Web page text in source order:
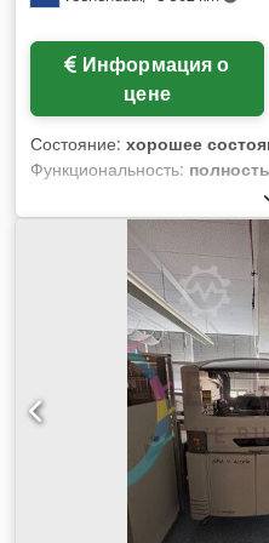
цене
Состояние: хорошее
Функциональность:
Технические характеристики
установленных опциях см.
Topaz –
компонентов Оптимальная
компонентов в час (CPH) с
Номинальная скорость
компонентов в час
SOJ, PLCC 25 мм (1,0") с
21 мм с шагом выводов до
использованием системы
32 мм (1,26") с шагом
опциональная система
*Максимальная высота
установки Philips Topaz: (x,